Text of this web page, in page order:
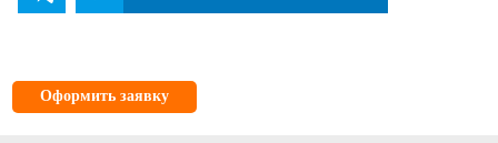
Оформить заявку